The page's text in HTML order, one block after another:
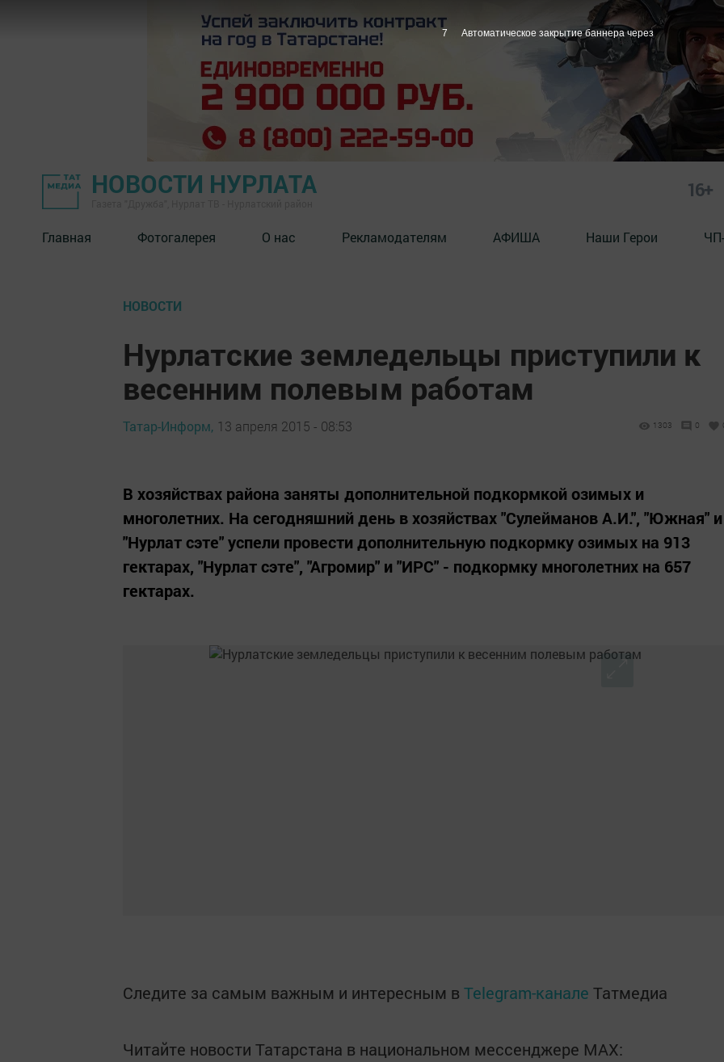
НОВОСТИ НУРЛАТА 16+
Главная Фотогалерея О нас Рекламодателям АФИША Наши Герои
НОВОСТИ
Нурлатские земледельцы приступили к
весенним полевым работам
Татар-Информ, 13 апреля 2015 - 08:53 1303 0
В хозяйствах района заняты дополнительной подкормкой озимых и
многолетних. На сегодняшний день в хозяйствах "Сулейманов А.И.", "Южная" и
"Нурлат сэте" успели провести дополнительную подкормку озимых на 913
гектарах, "Нурлат сэте", "Агромир" и "ИРС" - подкормку многолетних на 657
гектарах.
Следите за самым важным и интересным в Telegram-канале Татмедиа
Читайте новости Татарстана в национальном мессенджере MАХ:
6 Автоматическое закрытие баннера через